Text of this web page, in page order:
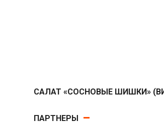
САЛАТ «СОСНОВЫЕ ШИШКИ»
ПАРТНЕРЫ